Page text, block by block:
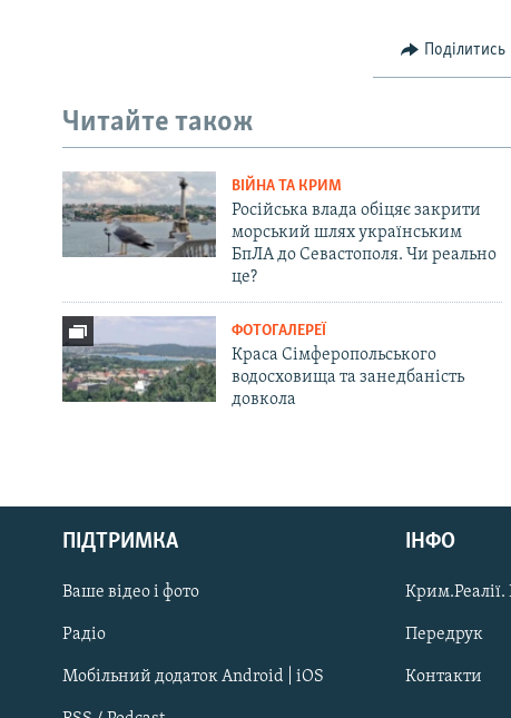
Русский
Qırımtatar
ДОЛУЧАЙСЯ!
Поділитись
Читайте також
ВІЙНА ТА КРИМ
Російська влада обіцяє закрити
морський шлях українським
БпЛА до Севастополя. Чи реально
це?
ФОТОГАЛЕРЕЇ
Краса Сімферопольського
водосховища та занедбаність
довкола
ПІДТРИМКА
Ваше відео і фото
Радіо
Мобільний додаток Android | iOS
ІНФО
Крим.Реалії.
Передрук
Контакти